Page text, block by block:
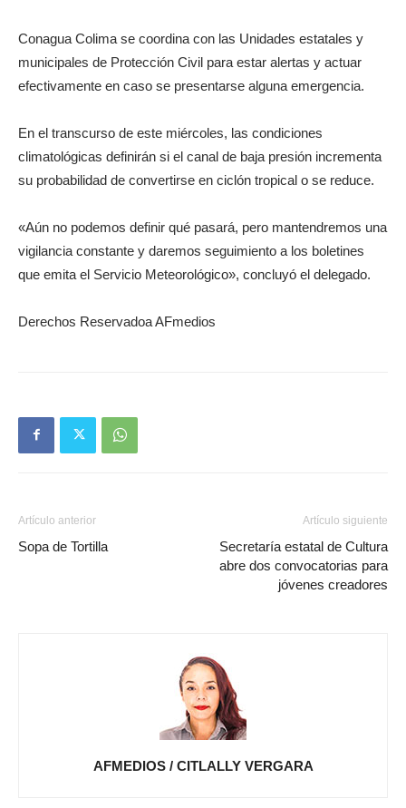
Conagua Colima se coordina con las Unidades estatales y
municipales de Protección Civil para estar alertas y actuar
efectivamente en caso se presentarse alguna emergencia.
En el transcurso de este miércoles, las condiciones
climatológicas definirán si el canal de baja presión incrementa
su probabilidad de convertirse en ciclón tropical o se reduce.
«Aún no podemos definir qué pasará, pero mantendremos una
vigilancia constante y daremos seguimiento a los boletines
que emita el Servicio Meteorológico», concluyó el delegado.
Derechos Reservadoa AFmedios
Artículo anterior
Sopa de Tortilla
Artículo siguiente
Secretaría estatal de Cultura
abre dos convocatorias para
jóvenes creadores
AFMEDIOS / CITLALLY VERGARA